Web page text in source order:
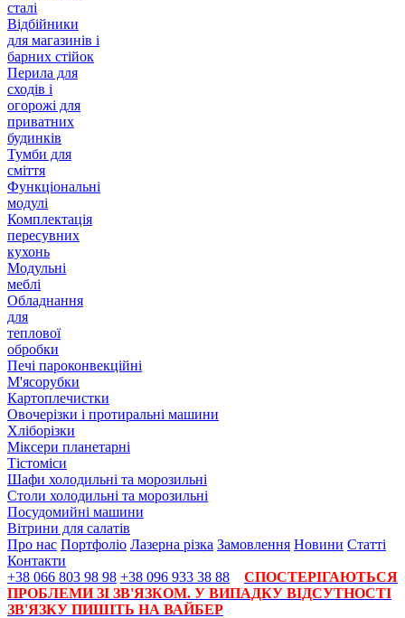
сталі
Відбійники
для магазинів і
барних стійок
Перила для
сходів і
огорожі для
приватних
будинків
Тумби для
сміття
Функціональні
модулі
Комплектація
пересувних
кухонь
Модульні
меблі
Обладнання
для
теплової
обробки
Печі пароконвекційні
М'ясорубки
Картоплечистки
Овочерізки і протиральні машини
Хліборізки
Міксери планетарні
Тістоміси
Шафи холодильні та морозильні
Столи холодильні та морозильні
Посудомийні машини
Вітрини для салатів
Про нас Портфоліо Лазерна різка Замовлення Новини Статті
Контакти
+38 066 803 98 98 +38 096 933 38 88
СПОСТЕРІГАЮТЬСЯ
ПРОБЛЕМИ ЗІ ЗВ'ЯЗКОМ. У ВИПАДКУ ВІДСУТНОСТІ
ЗВ'ЯЗКУ ПИШІТЬ НА ВАЙБЕР